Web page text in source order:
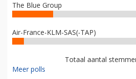
The Blue Group
Air-France-KLM-SAS(-TAP)
Totaal aantal
Meer polls